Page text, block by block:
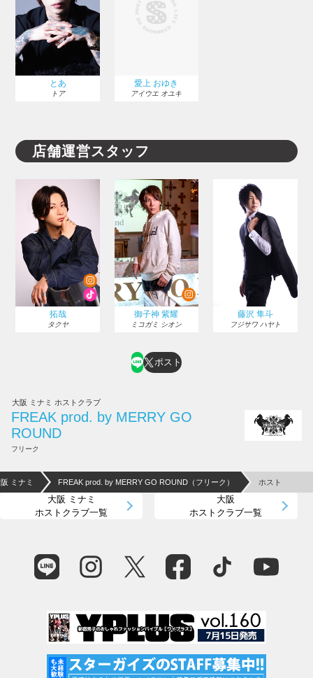
とあ
トア
愛上 おゆき
アイウエ オユキ
店舗運営スタッフ
拓哉
タクヤ
御子神 紫耀
ミコガミ シオン
藤沢 隼斗
フジサワ ハヤト
ポスト
大阪 ミナミ ホストクラブ
FREAK prod. by MERRY GO
ROUND
フリーク
ミナミ FREAK prod. by MERRY GO ROUND（フリーク） ホスト
大阪 ミナミ
ホストクラブ一覧
大阪
ホストクラブ一覧